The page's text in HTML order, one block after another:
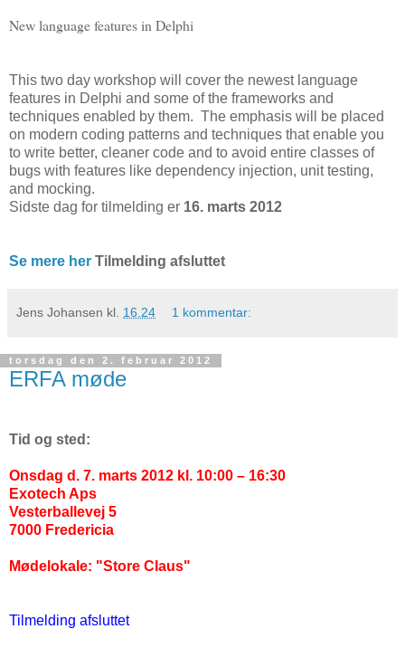
New language features in Delphi
This two day workshop will cover the newest language
features in Delphi and some of the frameworks and
techniques enabled by them. The emphasis will be placed
on modern coding patterns and techniques that enable you
to write better, cleaner code and to avoid entire classes of
bugs with features like dependency injection, unit testing,
and mocking.
Sidste dag for tilmelding er 16. marts 2012
Se mere her Tilmelding afsluttet
Jens Johansen kl. 16.24 1 kommentar:
torsdag den 2. februar 2012
ERFA møde
Tid og sted:
Onsdag d. 7. marts 2012 kl. 10:00 – 16:30
Exotech Aps
Vesterballevej 5
7000 Fredericia
Mødelokale: "Store Claus"
Tilmelding afsluttet